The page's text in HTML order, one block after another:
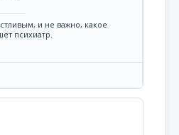
и не важно, какое
психиатр.